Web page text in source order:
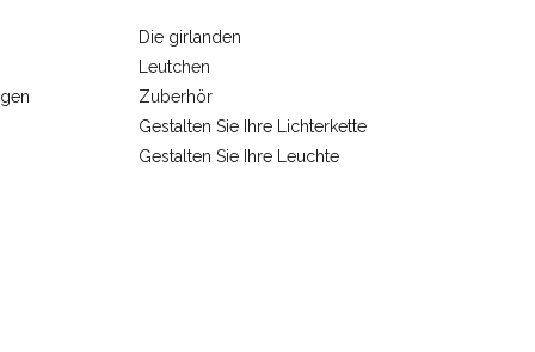
Die girlanden
Leutchen
Zuberhör
Gestalten Sie Ihre Lichterkette
Gestalten Sie Ihre Leuchte